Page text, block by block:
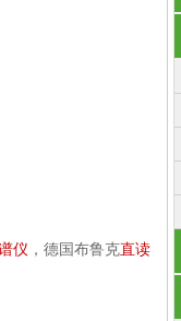
仪 ，德国布鲁克直读